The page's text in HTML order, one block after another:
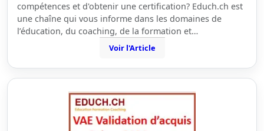
compétences et d'obtenir une certification? Educh.ch est
une chaîne qui vous informe dans les domaines de
l’éducation, du coaching, de la formation et…
Voir l'Article